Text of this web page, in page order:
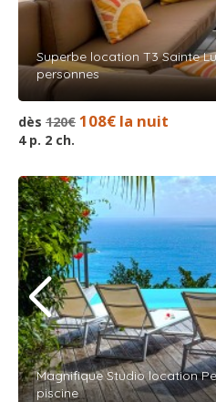
Superbe location T3 Sainte
personnes
dès 120€ 108€ la nuit
4 p. 2 ch.
Magnifique Studio location
piscine